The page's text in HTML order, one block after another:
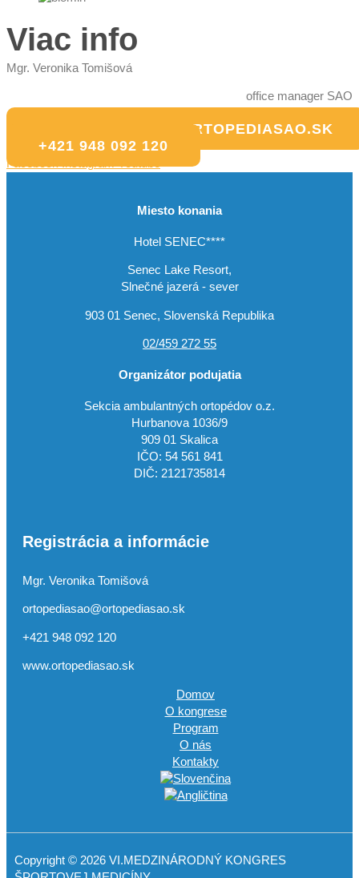
Viac info
Mgr. Veronika Tomišová
office manager SAO
ORTOPEDIASAO@ORTOPEDIASAO.SK
+421 948 092 120
Facebook Instagram Youtube
Miesto konania
Hotel SENEC****
Senec Lake Resort,
Slnečné jazerá - sever
903 01 Senec, Slovenská Republika
02/459 272 55
Organizátor podujatia
Sekcia ambulantných ortopédov o.z.
Hurbanova 1036/9
909 01 Skalica
IČO: 54 561 841
DIČ: 2121735814
Registrácia a informácie
Mgr. Veronika Tomišová
ortopediasao@ortopediasao.sk
+421 948 092 120
www.ortopediasao.sk
Domov
O kongrese
Program
O nás
Kontakty
Copyright © 2026 VI.MEDZINÁRODNÝ KONGRES